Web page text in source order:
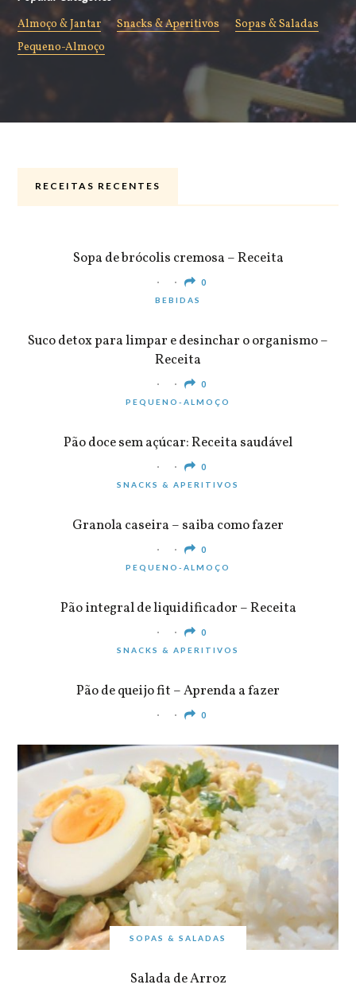
Almoço & Jantar Snacks & Aperitivos
Sopas & Saladas
Pequeno-Almoço
RECEITAS RECENTES
Sopa de brócolis cremosa – Receita
0
BEBIDAS
Suco detox para limpar e desinchar o organismo –
Receita
0
PEQUENO-ALMOÇO
Pão doce sem açúcar: Receita saudável
0
SNACKS & APERITIVOS
Granola caseira – saiba como fazer
0
PEQUENO-ALMOÇO
Pão integral de liquidificador – Receita
0
SNACKS & APERITIVOS
Pão de queijo fit – Aprenda a fazer
0
SOPAS & SALADAS
Salada de Arroz